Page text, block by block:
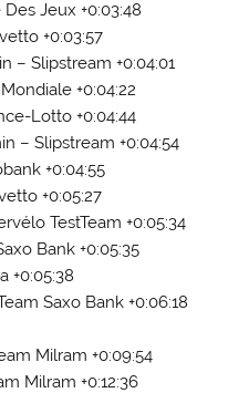
Des Jeux +0:03:48
+0:03:57
– Slipstream +0:04:01
+0:04:22
Lotto +0:04:44
– Slipstream +0:04:54
+0:04:55
+0:05:27
TestTeam +0:05:34
Bank +0:05:35
+0:05:38
Saxo Bank +0:06:18
Milram +0:09:54
Milram +0:12:36